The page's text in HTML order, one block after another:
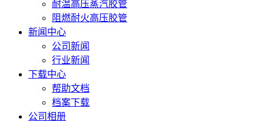
耐温高压蒸汽胶管
阻燃耐火高压胶管
新闻中心
公司新闻
行业新闻
下载中心
帮助文档
档案下载
公司相册